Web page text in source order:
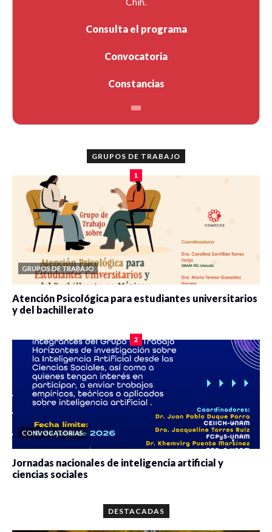
Consulta el programa
Convocatoria
Constancias
GRUPOS DE TRABAJO
1
GRUPOS DE TRABAJO
Atención Psicológica para estudiantes universitarios
y del bachillerato
2
CONVOCATORIAS
Jornadas nacionales de inteligencia artificial y
ciencias sociales
DESTACADAS